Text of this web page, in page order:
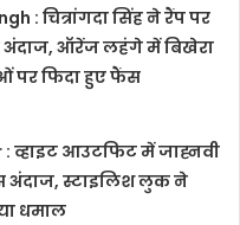
: चित्रांगदा सिंह ने रैंप पर
अंदाज, ऑरेंज लहंगे में बिखेरा
पर फिदा हुए फैंस
व्हाइट आउटफिट में जाह्नवी
अंदाज, स्टाइलिश लुक ने
धमाल